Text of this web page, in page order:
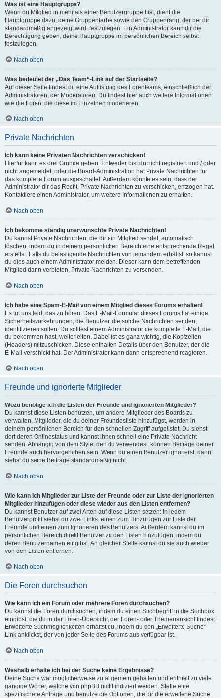
Was ist eine Hauptgruppe?
Wenn du Mitglied in mehr als einer Benutzergruppe bist, dient die
Hauptgruppe dazu, deine Gruppenfarbe sowie den Gruppenrang, der bei dir
standardmäßig angezeigt wird, festzulegen. Ein Administrator kann dir die
Berechtigung geben, deine Hauptgruppe im persönlichen Bereich selbst
festzulegen.
Nach oben
Was bedeutet der „Das Team“-Link auf der Startseite?
Auf dieser Seite findest du eine Auflistung des Forenteams, einschließlich der
Administratoren, der Moderatoren. Du findest hier auch weitere Informationen
wie die Foren, die diese im Einzelnen moderieren.
Nach oben
Private Nachrichten
Ich kann keine Privaten Nachrichten verschicken!
Hierfür kann es drei Gründe geben: Entweder bist du nicht registriert und / oder
nicht angemeldet, oder die Board-Administration hat Private Nachrichten für
das komplette Forum ausgeschaltet. Außerdem könnte es sein, dass der
Administrator dir das Recht, Private Nachrichten zu verschicken, entzogen hat.
Kontaktiere einen Administrator, um weitere Informationen zu erhalten.
Nach oben
Ich bekomme ständig unerwünschte Private Nachrichten!
Du kannst Private Nachrichten, die dir ein Mitglied sendet, automatisch
löschen, indem du in deinem persönlichen Bereich eine entsprechende Regel
erstellst. Falls du belästigende Nachrichten von jemandem erhältst, so kannst
du dies auch einem Administrator melden. Dieser kann dem betreffenden
Mitglied dann verbieten, Private Nachrichten zu versenden.
Nach oben
Ich habe eine Spam-E-Mail von einem Mitglied dieses Forums erhalten!
Es tut uns leid, das zu hören. Das E-Mail-Formular dieses Forums hat einige
Sicherheitsvorkehrungen, die Benutzer, die solche Nachrichten senden,
identifizieren sollen. Du solltest einem Administrator die komplette E-Mail, die
du bekommen hast, weiterleiten. Dabei ist es ganz wichtig, die Kopfzeilen
(Headers) mitzuschicken. Diese enthalten Details über den Benutzer, der die
E-Mail verschickt hat. Der Administrator kann dann entsprechend reagieren.
Nach oben
Freunde und ignorierte Mitglieder
Wozu benötige ich die Listen der Freunde und ignorierten Mitglieder?
Du kannst diese Listen benutzen, um andere Mitglieder des Boards zu
verwalten. Mitglieder, die du deiner Freundesliste hinzufügst, werden in
deinem persönlichen Bereich für den schnellen Zugriff aufgelistet. Du siehst
dort deren Onlinestatus und kannst ihnen schnell eine Private Nachricht
senden. Abhängig von dem Style, den du verwendest, können Beiträge deiner
Freunde auch hervorgehoben sein. Wenn du einen Benutzer ignorierst, dann
siehst du seine Beiträge standardmäßig nicht.
Nach oben
Wie kann ich Mitglieder zur Liste der Freunde oder zur Liste der ignorierten
Mitglieder hinzufügen oder diese wieder aus den Listen entfernen?
Du kannst Benutzer auf zwei Arten auf diese Listen setzen: In jedem
Benutzerprofil siehst du zwei Links: einen zum Hinzufügen zur Liste der
Freunde und einen zum Ignorieren des Benutzers. Außerdem kannst du im
persönlichen Bereich direkt Benutzer zu den Listen hinzufügen, indem du
deren Benutzernamen eingibst. An gleicher Stelle kannst du sie auch wieder
von den Listen entfernen.
Nach oben
Die Foren durchsuchen
Wie kann ich ein Forum oder mehrere Foren durchsuchen?
Du kannst die Foren durchsuchen, indem du einen Suchbegriff in die Suchbox
eingibst, die du in der Foren-Übersicht, der Foren- oder Themenansicht findest.
Erweiterte Suchmöglichkeiten erhältst du, indem du den „Erweiterte Suche“-
Link anklickst, der von jeder Seite des Forums aus verfügbar ist.
Nach oben
Weshalb erhalte ich bei der Suche keine Ergebnisse?
Deine Suche war möglicherweise zu allgemein gehalten und enthielt zu viele
gängige Wörter, welche von phpBB nicht indiziert werden. Stelle eine
spezifischere Anfrage und benutze die Optionen, die dir die erweiterte Suche